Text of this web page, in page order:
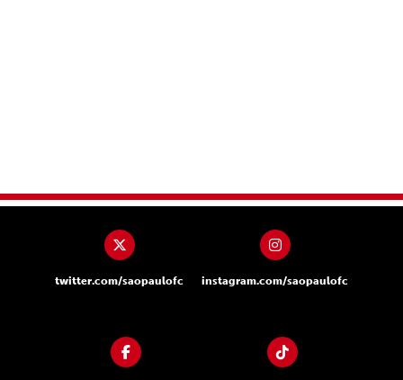
twitter.com/saopaulofc instagram.com/saopaulofc